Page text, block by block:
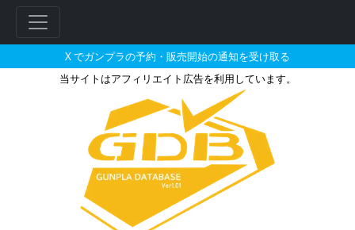
X でガンプラの予約・販売開始の通知を受け取る
当サイトはアフィリエイト広告を利用しています。
RG 1/144 ガンダムベース限定